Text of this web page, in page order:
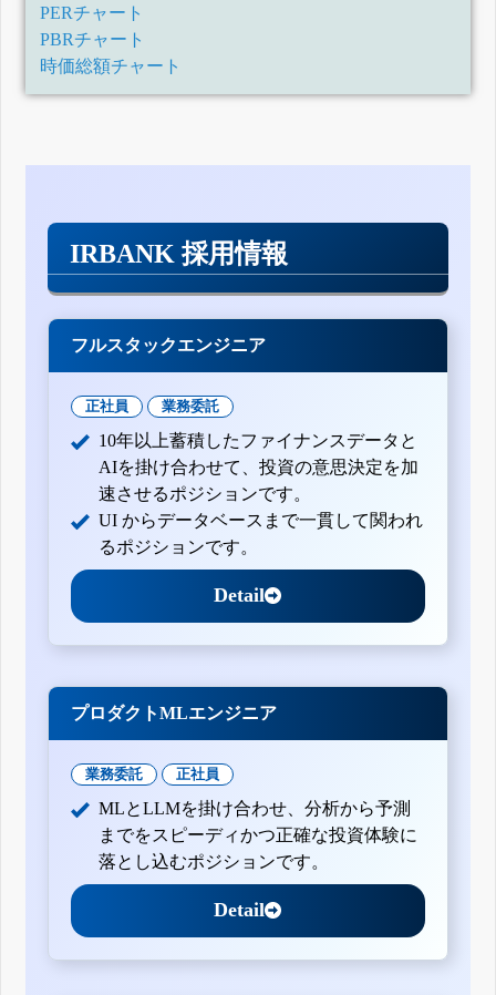
PERチャート
PBRチャート
時価総額チャート
IRBANK 採用情報
フルスタックエンジニア
正社員 業務委託
10年以上蓄積したファイナンスデータと
AIを掛け合わせて、投資の意思決定を加
速させるポジションです。
UI からデータベースまで一貫して関われ
るポジションです。
Detail
プロダクトMLエンジニア
業務委託 正社員
MLとLLMを掛け合わせ、分析から予測
までをスピーディかつ正確な投資体験に
落とし込むポジションです。
Detail